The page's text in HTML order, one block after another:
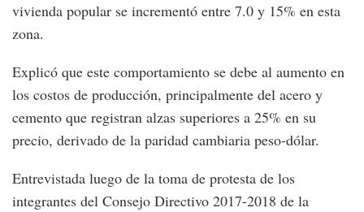
vivienda popular se incrementó entre 7.0 y 15% en esta
zona.
Explicó que este comportamiento se debe al aumento en
los costos de producción, principalmente del acero y
cemento que registran alzas superiores a 25% en su
precio, derivado de la paridad cambiaria peso-dólar.
Entrevistada luego de la toma de protesta de los
integrantes del Consejo Directivo 2017-2018 de la